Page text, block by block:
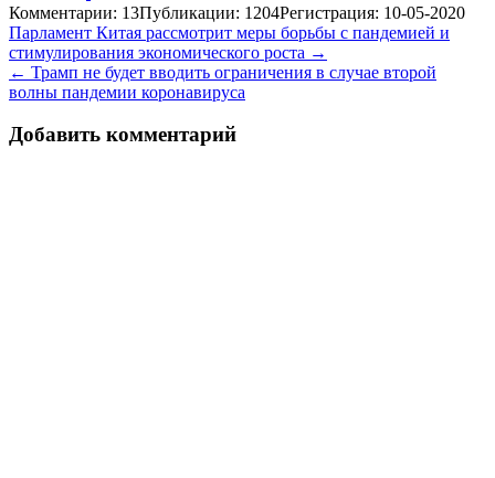
Комментарии: 13Публикации: 1204Регистрация: 10-05-2020
Навигация
по
записям
Парламент Китая рассмотрит меры борьбы с пандемией и
стимулирования экономического роста →
← Трамп не будет вводить ограничения в случае второй
волны пандемии коронавируса
Добавить комментарий